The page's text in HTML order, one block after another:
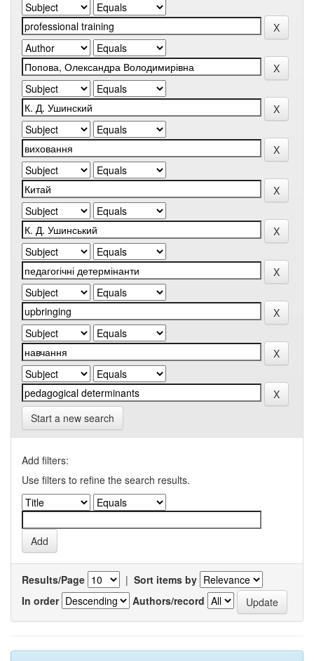
Start a new search
Add filters:
Use filters to refine the search results.
Results/Page | Sort items by
In order
Authors/record